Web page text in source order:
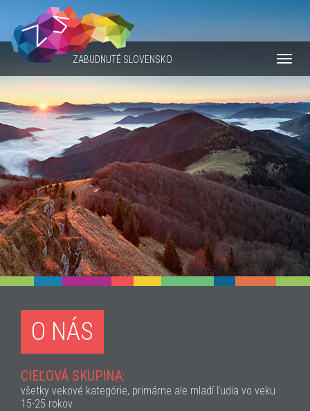
ZABUDNUTÉ SLOVENSKO
O NÁS
CIEĽOVÁ SKUPINA:
všetky vekové kategórie, primárne ale mladí ľudia vo veku
15-25 rokov